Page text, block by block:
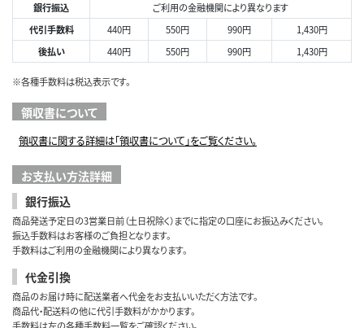
銀行振込
ご利用の金融機関により異なります
代引手数料
440円 550円 990円
1,430円
後払い
440円 550円 990円 1,430円
※各種手数料は税込表示です。
領収書について
領収書に関する詳細は「領収書について」をご覧ください。
お支払い方法詳細
銀行振込
商品発送予定日の3営業日前（土日祝除く）までに指定の口座にお振込みください。
振込手数料はお客様のご負担となります。
手数料はご利用の金融機関により異なります。
代金引換
商品のお届け時に配送業者へ代金をお支払いいただく方法です。
商品代・配送料の他に代引手数料がかかります。